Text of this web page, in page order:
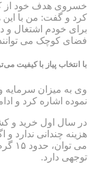
خسروی هدف خود از
کرد و گفت: من با
برای خودم اشتغال و
فضای کوچک می توانند
با انتخاب پیاز با کیفیت می‌توان در یک
وی به میزان
نموده اشاره کرد و
در سال اول خرید و
هزینه چندانی ندارد و
می
توجهی دارد.